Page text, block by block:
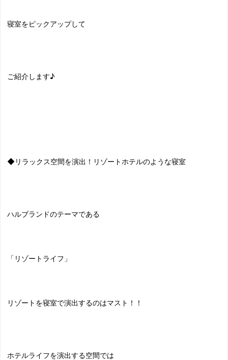
寝室をピックアップして
ご紹介します♪
◆リラックス空間を演出！リゾートホテルのような寝室
ハルブランドのテーマである
「リゾートライフ」
リゾートを寝室で演出するのはマスト！！
ホテルライフを演出する空間では